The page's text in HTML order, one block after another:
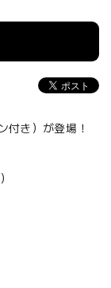
付き）が登場！